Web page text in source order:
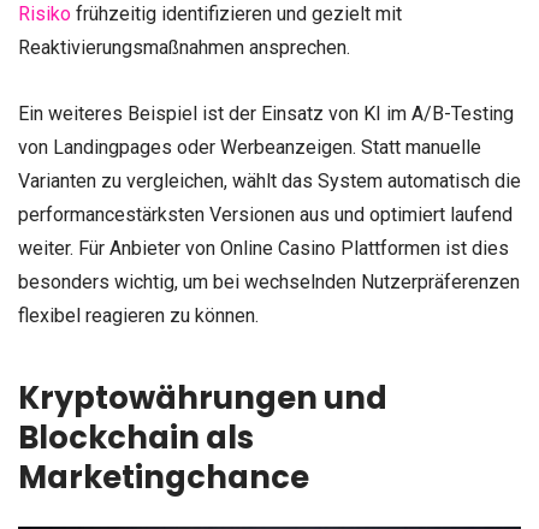
Risiko frühzeitig identifizieren und gezielt mit
Reaktivierungsmaßnahmen ansprechen.
Ein weiteres Beispiel ist der Einsatz von KI im A/B-Testing
von Landingpages oder Werbeanzeigen. Statt manuelle
Varianten zu vergleichen, wählt das System automatisch die
performancestärksten Versionen aus und optimiert laufend
weiter. Für Anbieter von Online Casino Plattformen ist dies
besonders wichtig, um bei wechselnden Nutzerpräferenzen
flexibel reagieren zu können.
Kryptowährungen und
Blockchain als
Marketingchance